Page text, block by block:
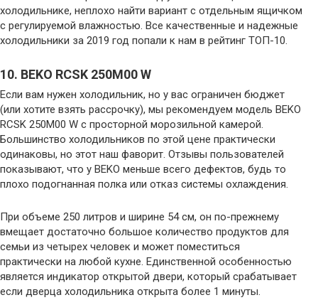
холодильнике, неплохо найти вариант с отдельным ящичком
с регулируемой влажностью. Все качественные и надежные
холодильники за 2019 год попали к нам в рейтинг ТОП-10.
10. BEKO RCSK 250M00 W
Если вам нужен холодильник, но у вас ограничен бюджет
(или хотите взять рассрочку), мы рекомендуем модель BEKO
RCSK 250M00 W с просторной морозильной камерой.
Большинство холодильников по этой цене практически
одинаковы, но этот наш фаворит. Отзывы пользователей
показывают, что у BEKO меньше всего дефектов, будь то
плохо подогнанная полка или отказ системы охлаждения.
При объеме 250 литров и ширине 54 см, он по-прежнему
вмещает достаточно большое количество продуктов для
семьи из четырех человек и может поместиться
практически на любой кухне. Единственной особенностью
является индикатор открытой двери, который срабатывает
если дверца холодильника открыта более 1 минуты.